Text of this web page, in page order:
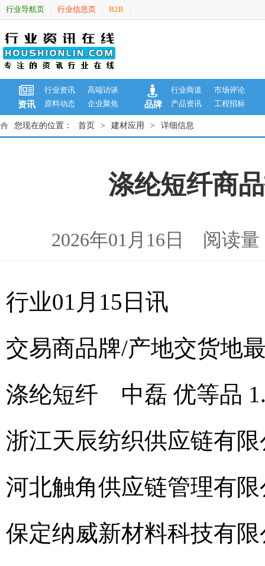
行业导航页 行业信息页 B2B
资讯
行业资讯
高端访谈
原料动态
企业聚焦 品牌
行业商道
市场评论
产品资讯
工程招标
您现在的位置： 首页 > 建材应用 > 详细信息
涤纶短纤商
2026年01月16日 阅读
行业01月15日讯
交易商品牌/产地交货地
涤纶短纤 中磊 优等品
浙江天辰纺织供应链有
河北触角供应链管理有
保定纳威新材料科技有